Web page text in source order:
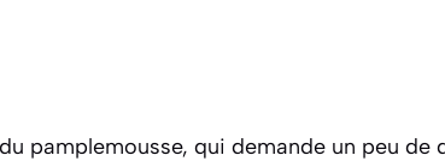
pamplemousse, qui demande un peu de